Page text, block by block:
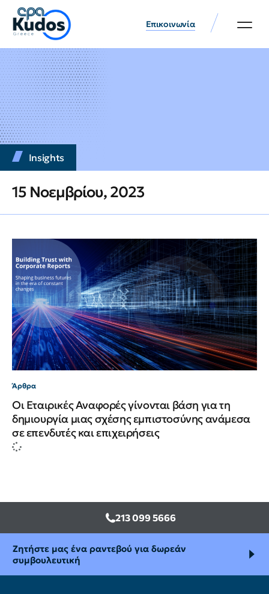
Επικοινωνία
Insights
15 Νοεμβρίου, 2023
Άρθρα
Οι Εταιρικές Αναφορές γίνονται βάση για τη
δημιουργία μιας σχέσης εμπιστοσύνης ανάμεσα
σε επενδυτές και επιχειρήσεις
213 099 5666
Ζητήστε μας ένα ραντεβού για δωρεάν
συμβουλευτική